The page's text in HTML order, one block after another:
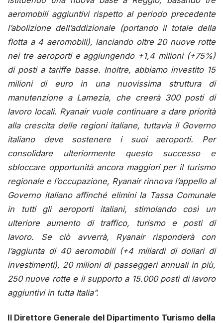
aeromobili aggiuntivi rispetto al periodo precedente
l’abolizione dell’addizionale (portando il totale della
flotta a 4 aeromobili), lanciando oltre 20 nuove rotte
nei tre aeroporti e aggiungendo +1,4 milioni (+75%)
di posti a tariffe basse. Inoltre, abbiamo investito 15
milioni di euro in una nuovissima struttura di
manutenzione a Lamezia, che creerà 300 posti di
lavoro locali. Ryanair vuole continuare a dare priorità
alla crescita delle regioni italiane, tuttavia il Governo
italiano deve sostenere i suoi aeroporti. Per
consolidare ulteriormente questo successo e
sbloccare opportunità ancora maggiori per il turismo
regionale e l’occupazione, Ryanair rinnova l’appello al
Governo italiano affinché elimini la Tassa Comunale
in tutti gli aeroporti italiani, stimolando così un
ulteriore aumento di traffico, turismo e posti di
lavoro. Se ciò avverrà, Ryanair risponderà con
l’aggiunta di 40 aeromobili (+4 miliardi di dollari di
investimenti), 20 milioni di passeggeri annuali in più,
250 nuove rotte e il supporto a 15.000 posti di lavoro
aggiuntivi in tutta Italia”.
Il Direttore Generale del Dipartimento Turismo della